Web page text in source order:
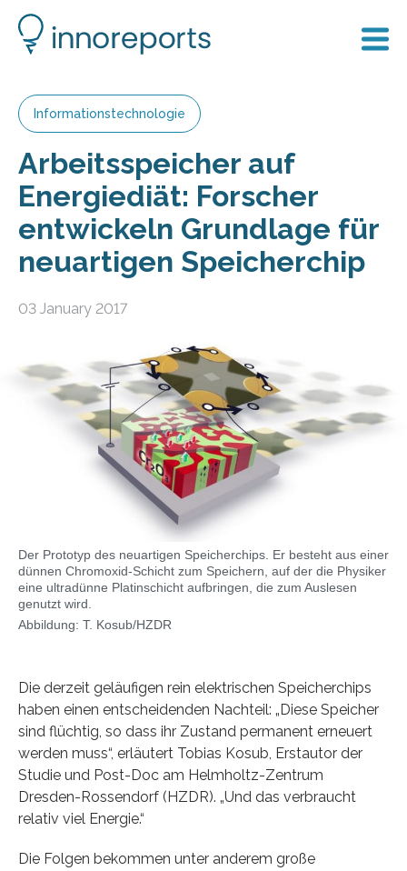
Informationstechnologie
Arbeitsspeicher auf
Energiediät: Forscher
entwickeln Grundlage für
neuartigen Speicherchip
03 January 2017
Der Prototyp des neuartigen Speicherchips. Er besteht aus einer
dünnen Chromoxid-Schicht zum Speichern, auf der die Physiker
eine ultradünne Platinschicht aufbringen, die zum Auslesen
genutzt wird.
Abbildung: T. Kosub/HZDR
Die derzeit geläufigen rein elektrischen Speicherchips
haben einen entscheidenden Nachteil: „Diese Speicher
sind flüchtig, so dass ihr Zustand permanent erneuert
werden muss“, erläutert Tobias Kosub, Erstautor der
Studie und Post-Doc am Helmholtz-Zentrum
Dresden-Rossendorf (HZDR). „Und das verbraucht
relativ viel Energie.“
Die Folgen bekommen unter anderem große